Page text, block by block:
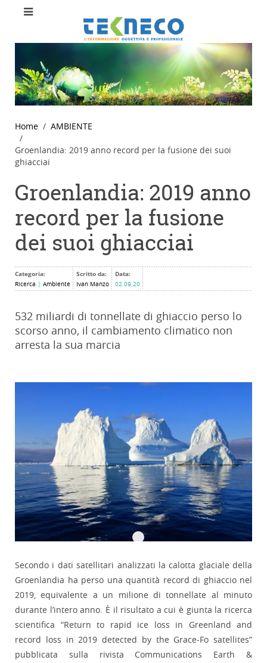
Home AMBIENTE
Groenlandia: 2019 anno record per la fusione dei suoi
ghiacciai
Groenlandia: 2019 anno
record per la fusione
dei suoi ghiacciai
Categoria:
Ricerca Ambiente
Scritto da:
Ivan Manzo
Data:
02.09.20
532 miliardi di tonnellate di ghiaccio perso lo
scorso anno, il cambiamento climatico non
arresta la sua marcia
Secondo i dati satellitari analizzati la calotta glaciale della
Groenlandia ha perso una quantità record di ghiaccio nel
2019, equivalente a un milione di tonnellate al minuto
durante l’intero anno. È il risultato a cui è giunta la ricerca
scientifica “Return to rapid ice loss in Greenland and
record loss in 2019 detected by the Grace-Fo satellites”
pubblicata sulla rivista Communications Earth &